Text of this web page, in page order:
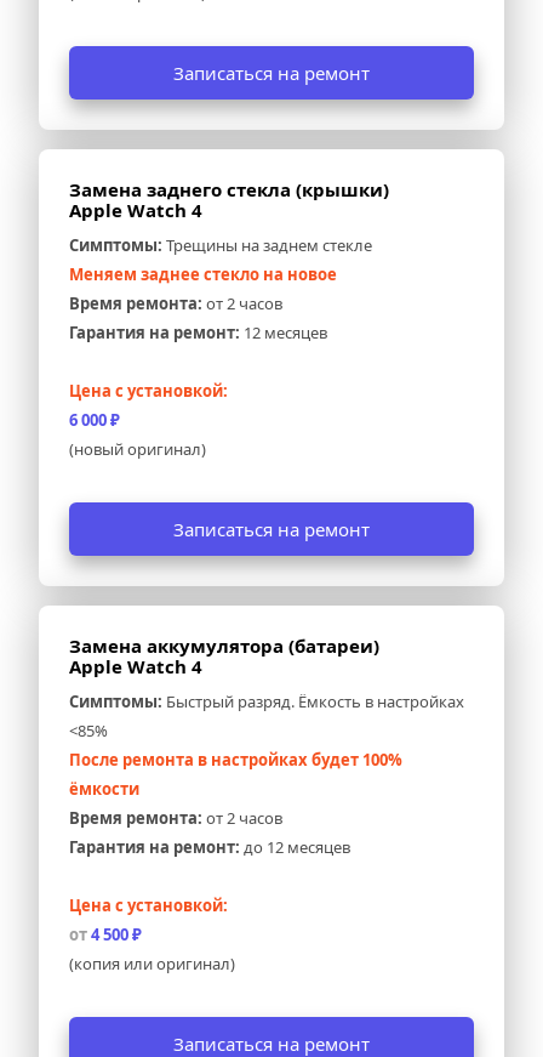
Записаться на ремонт
Замена заднего стекла (крышки)
Apple Watch 4
Симптомы: Трещины на заднем стекле
Меняем заднее стекло на новое
Время ремонта: от 2 часов
Гарантия на ремонт: 12 месяцев
Цена с установкой:
6 000 ₽
(новый оригинал)
Записаться на ремонт
Замена аккумулятора (батареи)
Apple Watch 4
Симптомы: Быстрый разряд. Ёмкость в настройках
<85%
После ремонта в настройках будет 100%
ёмкости
Время ремонта: от 2 часов
Гарантия на ремонт: до 12 месяцев
Цена с установкой:
от 4 500 ₽
(копия или оригинал)
Записаться на ремонт